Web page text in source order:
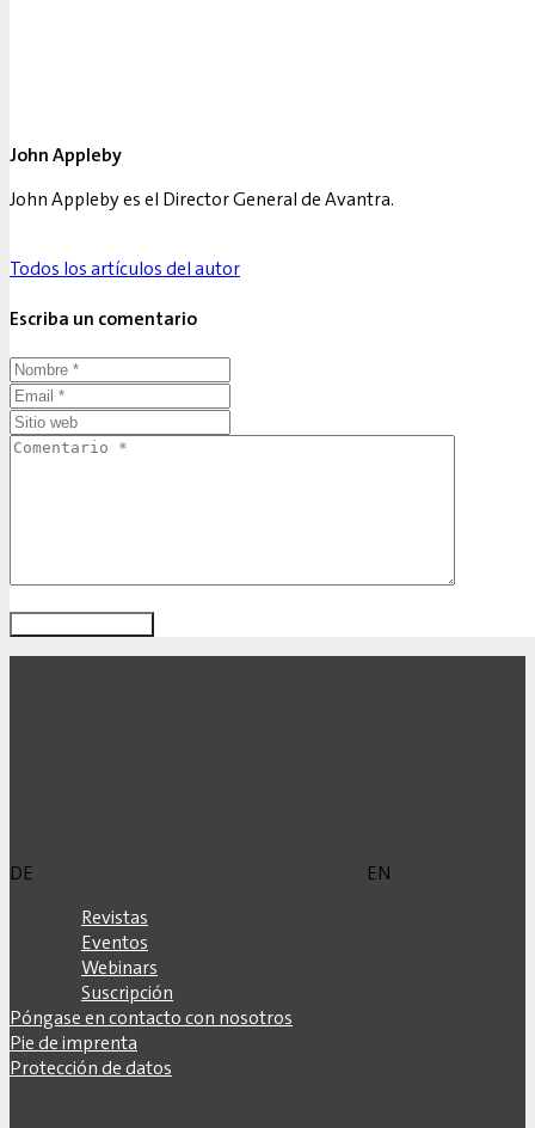
John Appleby
John Appleby es el Director General de Avantra.
Todos los artículos del autor
Escriba un comentario
DE
EN
Revistas
Eventos
Webinars
Suscripción
Póngase en contacto con nosotros
Pie de imprenta
Protección de datos